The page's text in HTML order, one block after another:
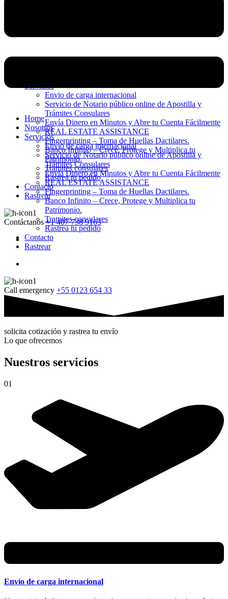
Envio de carga internacional
Servicio de Notario público online de Apostilla y
Trámites Consulares
Envía Dinero en Minutos y Abre tu Cuenta Fácilmente
REAL ESTATE ASSISTANCE
Fingerprinting – Toma de Huellas Dactilares.
Banco Infinito – Crece, Protege y Multiplica tu
Patrimonio.
Tramites consulares
Rastrea tu pedido
Contacto
Rastrear
Contáctanos +1 407 738 9163
Home
Nosotros
Servicios
Envio de carga internacional
Servicio de Notario público online de Apostilla y
Trámites Consulares
Envía Dinero en Minutos y Abre tu Cuenta Fácilmente
REAL ESTATE ASSISTANCE
Fingerprinting – Toma de Huellas Dactilares.
Banco Infinito – Crece, Protege y Multiplica tu
Patrimonio.
Tramites consulares
Rastrea tu pedido
Contacto
Rastrear
Call emergency +55 0123 654 33
solicita cotización y rastrea tu envío
Lo que ofrecemos
Nuestros servicios
01
Envío de carga internacional